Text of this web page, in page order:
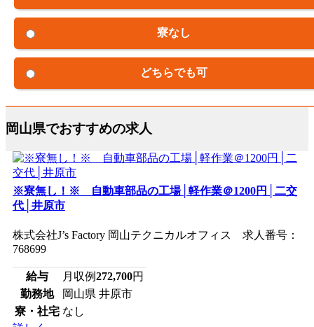
寮なし
どちらでも可
岡山県でおすすめの求人
※寮無し！※ 自動車部品の工場│軽作業＠1200円│二交
代│井原市
株式会社J’s Factory 岡山テクニカルオフィス 求人番号：
768699
給与 月収例272,700円
勤務地
岡山県 井原市
寮・社宅 なし